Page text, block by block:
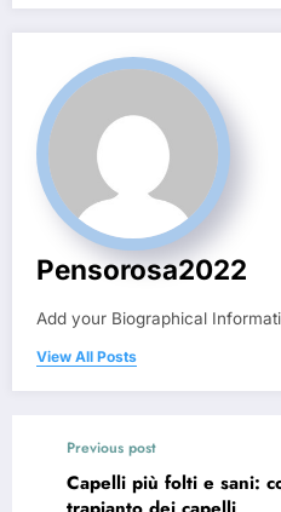
Pensorosa2022
Add your Biographical
View All Posts
Previous post
Capelli più folti e sani: